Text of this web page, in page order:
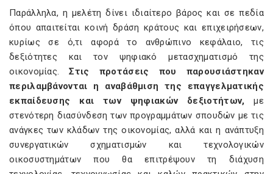
Παράλληλα, η μελέτη δίνει ιδιαίτερο βάρος και σε πεδία
όπου απαιτείται κοινή δράση κράτους και επιχειρήσεων,
κυρίως σε ό,τι αφορά το ανθρώπινο κεφάλαιο, τις
δεξιότητες και τον ψηφιακό μετασχηματισμό της
οικονομίας. Στις προτάσεις που παρουσιάστηκαν
περιλαμβάνονται η αναβάθμιση της επαγγελματικής
εκπαίδευσης και των ψηφιακών δεξιοτήτων, με
στενότερη διασύνδεση των προγραμμάτων σπουδών με τις
ανάγκες των κλάδων της οικονομίας, αλλά και η ανάπτυξη
συνεργατικών σχηματισμών και τεχνολογικών
οικοσυστημάτων που θα επιτρέψουν τη διάχυση